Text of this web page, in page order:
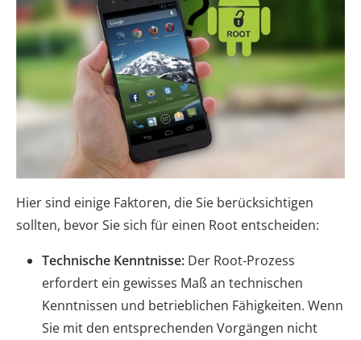
Hier sind einige Faktoren, die Sie berücksichtigen
sollten, bevor Sie sich für einen Root entscheiden:
Technische Kenntnisse: Der Root-Prozess
erfordert ein gewisses Maß an technischen
Kenntnissen und betrieblichen Fähigkeiten. Wenn
Sie mit den entsprechenden Vorgängen nicht